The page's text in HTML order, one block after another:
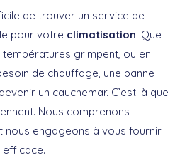
de trouver un service de
pour votre climatisation. Que
grimpent, ou en
de chauffage, une panne
un cauchemar. C’est là que
Nous comprenons
nous engageons à vous fournir
efficace.